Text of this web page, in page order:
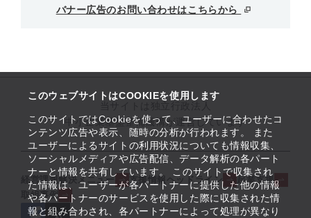
このウェブサイトはCOOKIEを使用します
このサイトではCookieを使って、ユーザーに合わせたコ
ンテンツ広告や表示、随時の分析が行われます。 また
ユーザーによるサイトの利用状況についても情報収集、
ソーシャルメディアや広告配信、データ解析の各パート
ナーと情報を共有しています。 このサイトで収集され
た情報は、ユーザーが各パートナーに提供した他の情報
や各パートナーのサービスを使用した際に収集された情
報と組み合わされ、各パートナーによって処理が異なり
バナー広告のお問い合わせはこちらから
中小企業基盤整備機構が運営しています
経営課題解決メニュー 支援情報ヘッドライン
起業支援
取組事例